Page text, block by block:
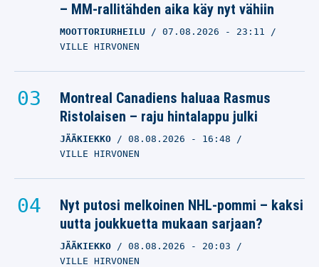
– MM-rallitähden aika käy nyt vähiin
MOOTTORIURHEILU 07.08.2026 - 23:11
VILLE HIRVONEN
Montreal Canadiens haluaa Rasmus
Ristolaisen – raju hintalappu julki
JÄÄKIEKKO 08.08.2026 - 16:48
VILLE HIRVONEN
Nyt putosi melkoinen NHL-pommi – kaksi
uutta joukkuetta mukaan sarjaan?
JÄÄKIEKKO 08.08.2026 - 20:03
VILLE HIRVONEN